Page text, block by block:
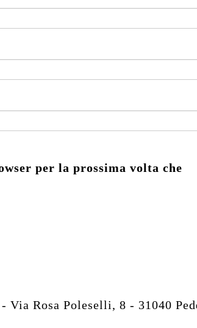
per la prossima volta che
Rosa Poleselli, 8 - 31040